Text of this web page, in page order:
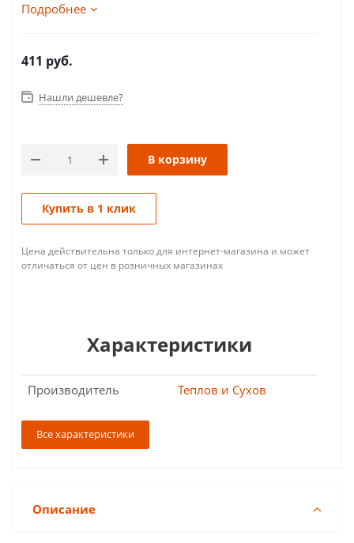
Подробнее
411 руб.
Нашли дешевле?
В корзину
Купить в 1 клик
Цена действительна только для интернет-магазина и может
отличаться от цен в розничных магазинах
Характеристики
Производитель Теплов и Сухов
Все характеристики
Описание